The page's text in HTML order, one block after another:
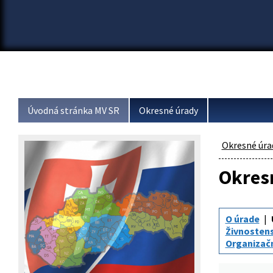
Úvodná stránka MV SR Okresné úrady
Okresné
O úrade